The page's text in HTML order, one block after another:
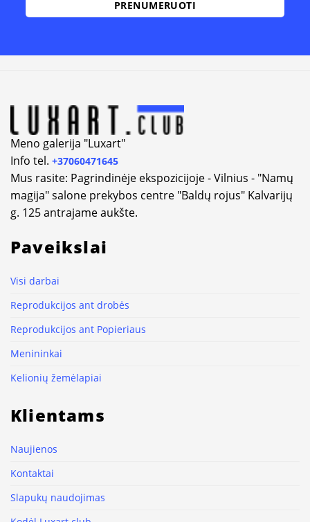
Meno galerija "Luxart"
Info tel. +37060471645
Mus rasite: Pagrindinėje ekspozicijoje - Vilnius - "Namų
magija" salone prekybos centre "Baldų rojus" Kalvarijų
g. 125 antrajame aukšte.
Paveikslai
Visi darbai
Reprodukcijos ant drobės
Reprodukcijos ant Popieriaus
Menininkai
Kelionių žemėlapiai
Klientams
Naujienos
Kontaktai
Slapukų naudojimas